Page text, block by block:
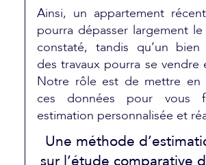
Ainsi, un appartement
pourra dépasser largement
constaté, tandis qu’un bien
des travaux pourra se vendre
Notre rôle est de mettre en
ces données pour vous
estimation personnalisée et
Une méthode